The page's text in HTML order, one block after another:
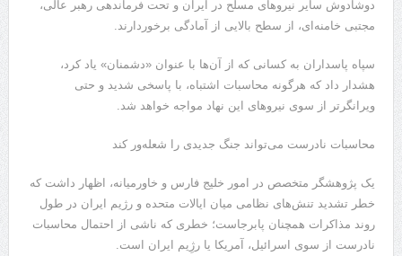
دوشادوش سایر نیروهای مسلح در ایران و تحت فرماندهی رهبر عالی،
مجتبی خامنه‌ای، از سطح بالایی از آمادگی برخوردارند.
سپاه پاسداران به کسانی که از آن‌ها با عنوان «دشمنان» یاد کرد،
هشدار داد که هرگونه محاسبات اشتباه، با پاسخی شدید و حتی
ویرانگرتر از سوی نیروهای این نهاد مواجه خواهد شد.
محاسبات نادرست می‌تواند جنگ جدیدی را شعله‌ور کند
یک پژوهشگر متخصص در امور خلیج فارس و خاورمیانه، اظهار داشت که
خطر تشدید تنش‌های نظامی میان ایالات متحده و رژیم ایران در طول
روند مذاکرات همچنان پابرجاست؛ خطری که ناشی از احتمال محاسبات
نادرست از سوی اسرائیل، آمریکا یا رژِیم ایران است.